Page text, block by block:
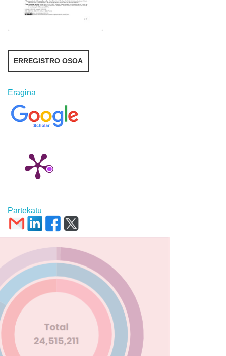
ERREGISTRO OSOA
Eragina
Partekatu